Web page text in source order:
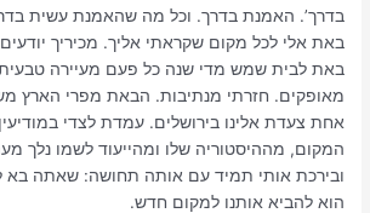
בדרך’. האמנת בדרך. וכל מה שהאמנת עשית
באת אלי לכל מקום שקראתי אליך. מכיריך
באת לבית שמש מדי שנה כל פעם מעיירה
מאופקים. חזרתי מנתיבות. הבאת מפרי הארץ
אחת צעדת אלינו בירושלים. עמדת לצדי
המקום, מההיסטוריה שלו ומהייעוד לשמו נלך
ובירכת אותי תמיד עם אותה תחושה: שאתה בא
הוא להביא אותנו למקום חדש.